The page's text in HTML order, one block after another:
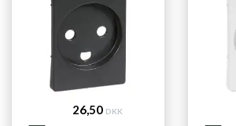
26,50 DKK